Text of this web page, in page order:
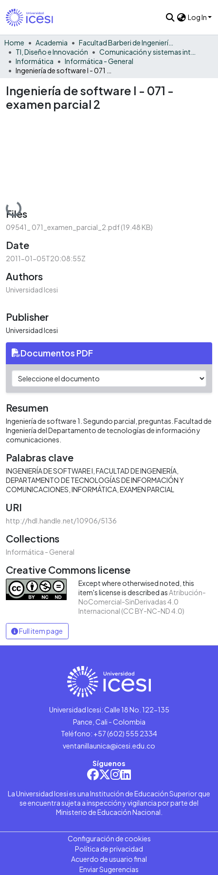
Log In
Home Academia
Facultad Barberi de Ingeniería, Diseño y Ciencias Aplicadas
TI, Diseño e Innovación
Informática
Informática - General
Ingeniería de software I - 071 -
examen parcial 2
Loading...
Files
09541_ 071_examen_parcial_2.pdf(19.48 KB)
Date
2011-01-05T20:08:55Z
Authors
Universidad Icesi
Publisher
Universidad Icesi
Documentos PDF
Resumen
Ingeniería de software 1. Segundo parcial, preguntas. Facultad de
Ingeniería del Departamento de tecnologías de información y
comunicaciones.
Palabras clave
INGENIERÍA DE SOFTWARE I FACULTAD DE INGENIERÍA
DEPARTAMENTO DE TECNOLOGÍAS DE INFORMACIÓN Y
COMUNICACIONES INFORMÁTICA EXAMEN PARCIAL
URI
http://hdl.handle.net/10906/5136
Collections
Informática - General
Creative Commons license
Except where otherwised noted, this
item's license is described asAtribución-
NoComercial-SinDerivadas 4.0
Internacional (CC BY-NC-ND 4.0)
Full item page
Universidad Icesi: Calle 18 No. 122-135
Pance, Cali - Colombia
Teléfono: +57 (602) 555 2334
ventanillaunica@icesi.edu.co
Síguenos
La Universidad Icesi es una Institución de Educación Superior que
se encuentra sujeta a inspección y vigilancia por parte del
Ministerio de Educación Nacional.
Configuración de cookies
Política de privacidad
Acuerdo de usuario final
Enviar Sugerencias